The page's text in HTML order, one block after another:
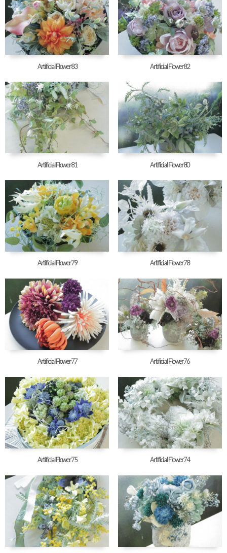
Artificial Flower83 Artificial Flower82
Artificial Flower81 Artificial Flower80
Artificial Flower79 Artificial Flower78
Artificial Flower77 Artificial Flower76
Artificial Flower75 Artificial Flower74